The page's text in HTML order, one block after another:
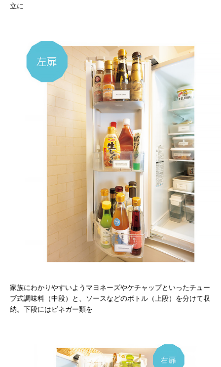
立に
家族にわかりやすいようマヨネーズやケチャップといったチュー
ブ式調味料（中段）と、ソースなどのボトル（上段）を分けて収
納。下段にはビネガー類を